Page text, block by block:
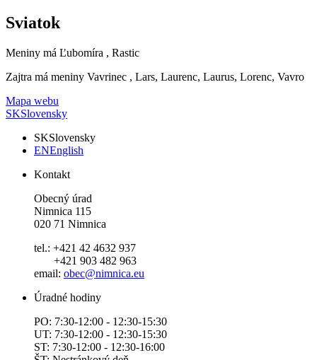
Sviatok
Meniny má Ľubomíra , Rastic
Zajtra má meniny Vavrinec , Lars, Laurenc, Laurus, Lorenc, Vavro
Mapa webu
SKSlovensky
SKSlovensky
ENEnglish
Kontakt
Obecný úrad
Nimnica 115
020 71 Nimnica
tel.: +421 42 4632 937
+421 903 482 963
email: obec@nimnica.eu
Úradné hodiny
PO: 7:30-12:00 - 12:30-15:30
UT: 7:30-12:00 - 12:30-15:30
ST: 7:30-12:00 - 12:30-16:00